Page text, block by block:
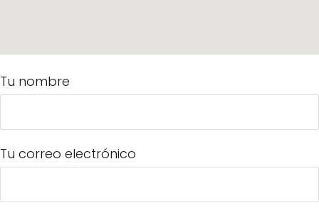
Tu nombre
Tu correo electrónico